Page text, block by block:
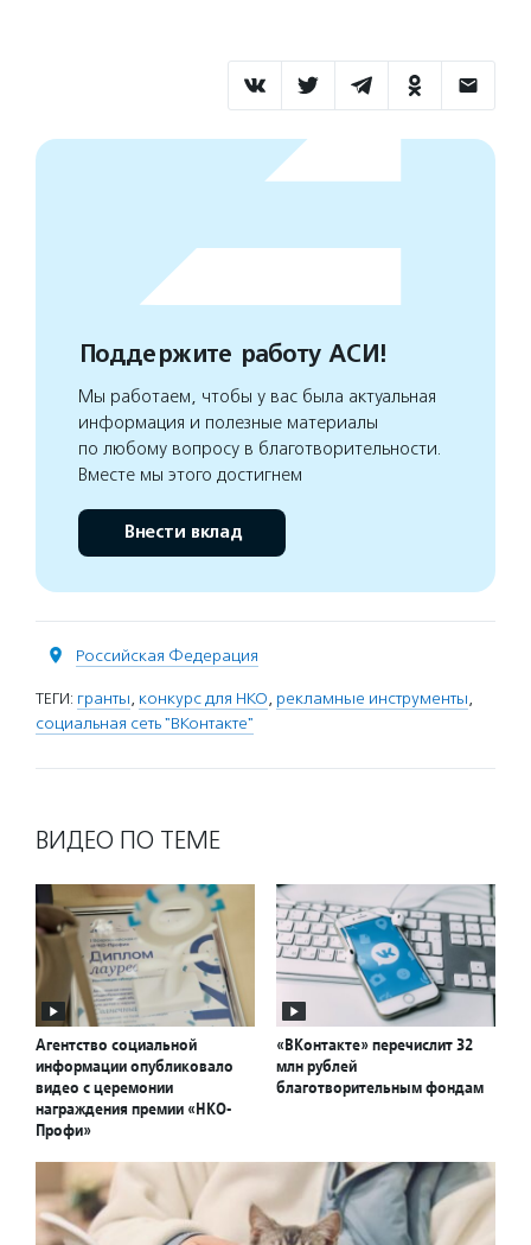
Поддержите работу АСИ!
Мы работаем, чтобы у вас была актуальная
информация и полезные материалы
по любому вопросу в благотворительности.
Вместе мы этого достигнем
Внести вклад
Российская Федерация
ТЕГИ: гранты, конкурс для НКО, рекламные инструменты,
социальная сеть "ВКонтакте"
ВИДЕО ПО ТЕМЕ
Агентство социальной
информации опубликовало
видео с церемонии
награждения премии «НКО-
Профи»
«ВКонтакте» перечислит 32
млн рублей
благотворительным фондам